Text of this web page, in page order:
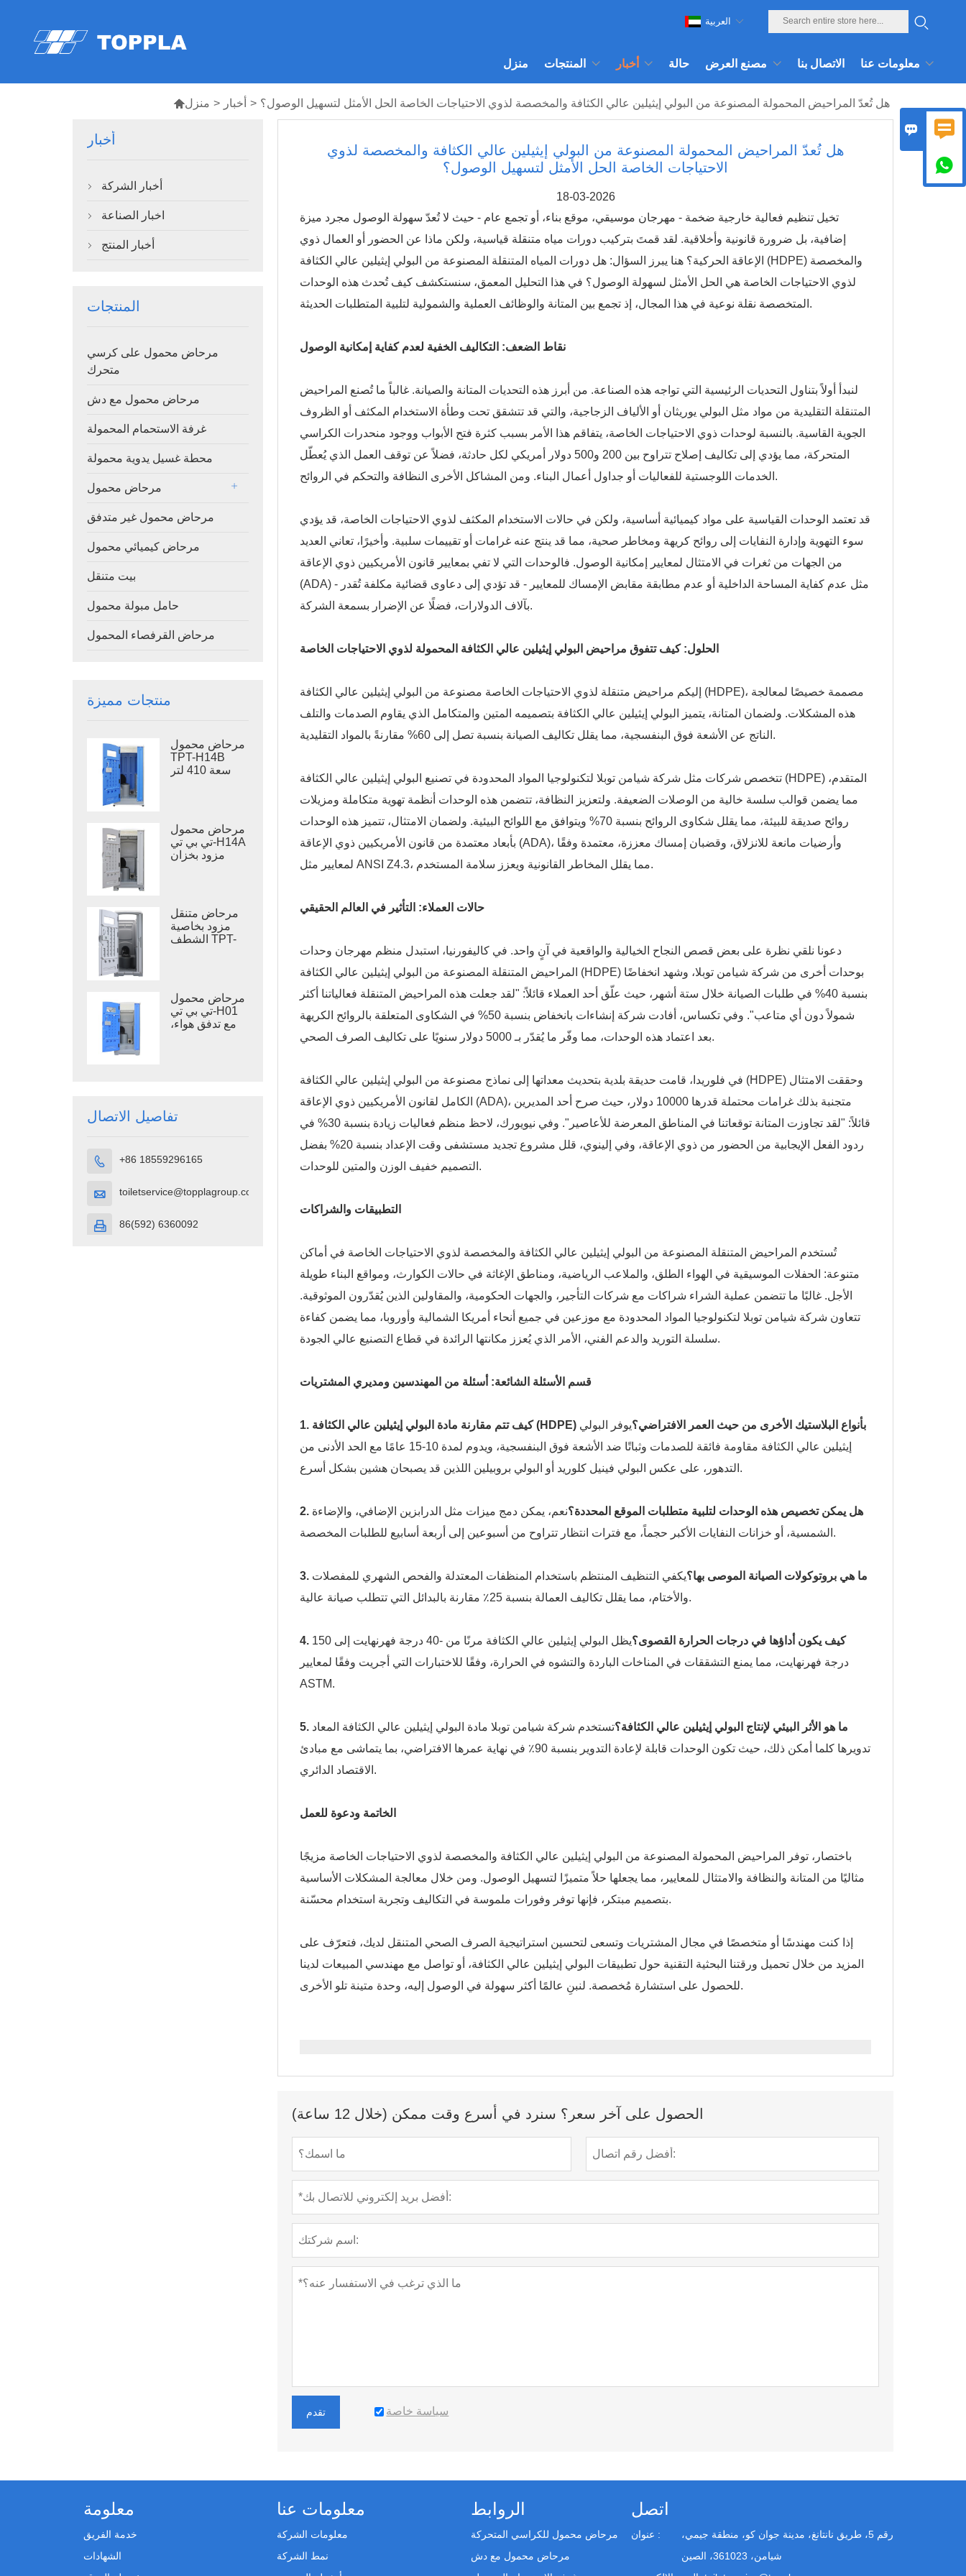
منزل المنتجات أخبار حالة مصنع العرض الاتصال بنا معلومات عنا
العربية
منزل > أخبار > هل تُعدّ المراحيض المحمولة المصنوعة من البولي إيثيلين عالي الكثافة والمخصصة لذوي الاحتياجات الخاصة الحل الأمثل لتسهيل الوصول؟
أخبار
 أخبار الشركة
 اخبار الصناعة
 أخبار المنتج
المنتجات
مرحاض محمول على كرسي
متحرك
مرحاض محمول مع دش
غرفة الاستحمام المحمولة
محطة غسيل يدوية محمولة
مرحاض محمول
مرحاض محمول غير متدفق
مرحاض كيميائي محمول
بيت متنقل
حامل مبولة محمول
مرحاض القرفصاء المحمول
منتجات مميزة
مرحاض محمول
TPT-H14B
سعة 410 لتر
مرحاض محمول
تي بي تي-H14A
مزود بخزان
مرحاض متنقل
مزود بخاصية
الشطف TPT-
مرحاض محمول
تي بي تي-H01
مع تدفق هواء،
تفاصيل الاتصال
 +86 18559296165
 toiletservice@topplagroup.com
 86(592) 6360092
هل تُعدّ المراحيض المحمولة المصنوعة من البولي إيثيلين عالي الكثافة والمخصصة لذوي
الاحتياجات الخاصة الحل الأمثل لتسهيل الوصول؟
18-03-2026
تخيل تنظيم فعالية خارجية ضخمة - مهرجان موسيقي، موقع بناء، أو تجمع عام - حيث لا تُعدّ سهولة الوصول مجرد ميزة
إضافية، بل ضرورة قانونية وأخلاقية. لقد قمتَ بتركيب دورات مياه متنقلة قياسية، ولكن ماذا عن الحضور أو العمال ذوي
الإعاقة الحركية؟ هنا يبرز السؤال: هل دورات المياه المتنقلة المصنوعة من البولي إيثيلين عالي الكثافة (HDPE) والمخصصة
لذوي الاحتياجات الخاصة هي الحل الأمثل لسهولة الوصول؟ في هذا التحليل المعمق، سنستكشف كيف تُحدث هذه الوحدات
المتخصصة نقلة نوعية في هذا المجال، إذ تجمع بين المتانة والوظائف العملية والشمولية لتلبية المتطلبات الحديثة.
نقاط الضعف: التكاليف الخفية لعدم كفاية إمكانية الوصول
لنبدأ أولاً بتناول التحديات الرئيسية التي تواجه هذه الصناعة. من أبرز هذه التحديات المتانة والصيانة. غالباً ما تُصنع المراحيض
المتنقلة التقليدية من مواد مثل البولي يوريثان أو الألياف الزجاجية، والتي قد تتشقق تحت وطأة الاستخدام المكثف أو الظروف
الجوية القاسية. بالنسبة لوحدات ذوي الاحتياجات الخاصة، يتفاقم هذا الأمر بسبب كثرة فتح الأبواب ووجود منحدرات الكراسي
المتحركة، مما يؤدي إلى تكاليف إصلاح تتراوح بين 200 و500 دولار أمريكي لكل حادثة، فضلاً عن توقف العمل الذي يُعطّل
الخدمات اللوجستية للفعاليات أو جداول أعمال البناء. ومن المشاكل الأخرى النظافة والتحكم في الروائح.
قد تعتمد الوحدات القياسية على مواد كيميائية أساسية، ولكن في حالات الاستخدام المكثف لذوي الاحتياجات الخاصة، قد يؤدي
سوء التهوية وإدارة النفايات إلى روائح كريهة ومخاطر صحية، مما قد ينتج عنه غرامات أو تقييمات سلبية. وأخيرًا، تعاني العديد
من الجهات من ثغرات في الامتثال لمعايير إمكانية الوصول. فالوحدات التي لا تفي بمعايير قانون الأمريكيين ذوي الإعاقة
(ADA) - مثل عدم كفاية المساحة الداخلية أو عدم مطابقة مقابض الإمساك للمعايير - قد تؤدي إلى دعاوى قضائية مكلفة تُقدر
بآلاف الدولارات، فضلًا عن الإضرار بسمعة الشركة.
الحلول: كيف تتفوق مراحيض البولي إيثيلين عالي الكثافة المحمولة لذوي الاحتياجات الخاصة
إليكم مراحيض متنقلة لذوي الاحتياجات الخاصة مصنوعة من البولي إيثيلين عالي الكثافة (HDPE)، مصممة خصيصًا لمعالجة
هذه المشكلات. ولضمان المتانة، يتميز البولي إيثيلين عالي الكثافة بتصميمه المتين والمتكامل الذي يقاوم الصدمات والتلف
الناتج عن الأشعة فوق البنفسجية، مما يقلل تكاليف الصيانة بنسبة تصل إلى 60% مقارنةً بالمواد التقليدية.
تتخصص شركات مثل شركة شيامن توبلا لتكنولوجيا المواد المحدودة في تصنيع البولي إيثيلين عالي الكثافة (HDPE) المتقدم،
مما يضمن قوالب سلسة خالية من الوصلات الضعيفة. ولتعزيز النظافة، تتضمن هذه الوحدات أنظمة تهوية متكاملة ومزيلات
روائح صديقة للبيئة، مما يقلل شكاوى الروائح بنسبة 70% ويتوافق مع اللوائح البيئية. ولضمان الامتثال، تتميز هذه الوحدات
بأبعاد معتمدة من قانون الأمريكيين ذوي الإعاقة (ADA)، وأرضيات مانعة للانزلاق، وقضبان إمساك معززة، معتمدة وفقًا
لمعايير مثل ANSI Z4.3، مما يقلل المخاطر القانونية ويعزز سلامة المستخدم.
حالات العملاء: التأثير في العالم الحقيقي
دعونا نلقي نظرة على بعض قصص النجاح الخيالية والواقعية في آنٍ واحد. في كاليفورنيا، استبدل منظم مهرجان وحدات
المراحيض المتنقلة المصنوعة من البولي إيثيلين عالي الكثافة (HDPE) بوحدات أخرى من شركة شيامن توبلا، وشهد انخفاضًا
بنسبة 40% في طلبات الصيانة خلال ستة أشهر، حيث علّق أحد العملاء قائلاً: "لقد جعلت هذه المراحيض المتنقلة فعالياتنا أكثر
شمولاً دون أي متاعب". وفي تكساس، أفادت شركة إنشاءات بانخفاض بنسبة 50% في الشكاوى المتعلقة بالروائح الكريهة
بعد اعتماد هذه الوحدات، مما وفّر ما يُقدّر بـ 5000 دولار سنويًا على تكاليف الصرف الصحي.
في فلوريدا، قامت حديقة بلدية بتحديث معداتها إلى نماذج مصنوعة من البولي إيثيلين عالي الكثافة (HDPE) وحققت الامتثال
الكامل لقانون الأمريكيين ذوي الإعاقة (ADA)، متجنبة بذلك غرامات محتملة قدرها 10000 دولار، حيث صرح أحد المديرين
قائلاً: "لقد تجاوزت المتانة توقعاتنا في المناطق المعرضة للأعاصير". وفي نيويورك، لاحظ منظم فعاليات زيادة بنسبة 30% في
ردود الفعل الإيجابية من الحضور من ذوي الإعاقة، وفي إلينوي، قلل مشروع تجديد مستشفى وقت الإعداد بنسبة 20% بفضل
التصميم خفيف الوزن والمتين للوحدات.
التطبيقات والشراكات
تُستخدم المراحيض المتنقلة المصنوعة من البولي إيثيلين عالي الكثافة والمخصصة لذوي الاحتياجات الخاصة في أماكن
متنوعة: الحفلات الموسيقية في الهواء الطلق، والملاعب الرياضية، ومناطق الإغاثة في حالات الكوارث، ومواقع البناء طويلة
الأجل. غالبًا ما تتضمن عملية الشراء شراكات مع شركات التأجير، والجهات الحكومية، والمقاولين الذين يُقدّرون الموثوقية.
تتعاون شركة شيامن توبلا لتكنولوجيا المواد المحدودة مع موزعين في جميع أنحاء أمريكا الشمالية وأوروبا، مما يضمن كفاءة
سلسلة التوريد والدعم الفني، الأمر الذي يُعزز مكانتها الرائدة في قطاع التصنيع عالي الجودة.
قسم الأسئلة الشائعة: أسئلة من المهندسين ومديري المشتريات
1. كيف تتم مقارنة مادة البولي إيثيلين عالي الكثافة (HDPE) بأنواع البلاستيك الأخرى من حيث العمر الافتراضي؟يوفر البولي
إيثيلين عالي الكثافة مقاومة فائقة للصدمات وثباتًا ضد الأشعة فوق البنفسجية، ويدوم لمدة 10-15 عامًا مع الحد الأدنى من
التدهور، على عكس البولي فينيل كلوريد أو البولي بروبيلين اللذين قد يصبحان هشين بشكل أسرع.
2. هل يمكن تخصيص هذه الوحدات لتلبية متطلبات الموقع المحددة؟نعم، يمكن دمج ميزات مثل الدرابزين الإضافي، والإضاءة
الشمسية، أو خزانات النفايات الأكبر حجماً، مع فترات انتظار تتراوح من أسبوعين إلى أربعة أسابيع للطلبات المخصصة.
3. ما هي بروتوكولات الصيانة الموصى بها؟يكفي التنظيف المنتظم باستخدام المنظفات المعتدلة والفحص الشهري للمفصلات
والأختام، مما يقلل تكاليف العمالة بنسبة 25٪ مقارنة بالبدائل التي تتطلب صيانة عالية.
4. كيف يكون أداؤها في درجات الحرارة القصوى؟
يظل البولي إيثيلين عالي الكثافة مرنًا من -40 درجة فهرنهايت إلى 150
درجة فهرنهايت، مما يمنع التشققات في المناخات الباردة والتشوه في الحرارة، وفقًا للاختبارات التي أجريت وفقًا لمعايير
ASTM.
5. ما هو الأثر البيئي لإنتاج البولي إيثيلين عالي الكثافة؟تستخدم شركة شيامن توبلا مادة البولي إيثيلين عالي الكثافة المعاد
تدويرها كلما أمكن ذلك، حيث تكون الوحدات قابلة لإعادة التدوير بنسبة 90٪ في نهاية عمرها الافتراضي، بما يتماشى مع مبادئ
الاقتصاد الدائري.
الخاتمة ودعوة للعمل
باختصار، توفر المراحيض المحمولة المصنوعة من البولي إيثيلين عالي الكثافة والمخصصة لذوي الاحتياجات الخاصة مزيجًا
مثاليًا من المتانة والنظافة والامتثال للمعايير، مما يجعلها حلاً متميزًا لتسهيل الوصول. ومن خلال معالجة المشكلات الأساسية
بتصميم مبتكر، فإنها توفر وفورات ملموسة في التكاليف وتجربة استخدام محسّنة.
إذا كنت مهندسًا أو متخصصًا في مجال المشتريات وتسعى لتحسين استراتيجية الصرف الصحي المتنقل لديك، فتعرّف على
المزيد من خلال تحميل ورقتنا البحثية التقنية حول تطبيقات البولي إيثيلين عالي الكثافة، أو تواصل مع مهندسي المبيعات لدينا
للحصول على استشارة مُخصصة. لنبنِ عالمًا أكثر سهولة في الوصول إليه، وحدة متينة تلو الأخرى.
الحصول على آخر سعر؟ سنرد في أسرع وقت ممكن (خلال 12 ساعة)
تقدم سياسة خاصة
اتصل
عنوان :
رقم 5، طريق نانتانغ، مدينة جوان كو، منطقة جيمي،
شيامن، 361023، الصين
معلومة
خدمة الفريق
الشهادات
معلومات عنا
معلومات الشركة
نمط الشركة
الروابط
مرحاض محمول للكراسي المتحركة
مرحاض محمول مع دش
 
